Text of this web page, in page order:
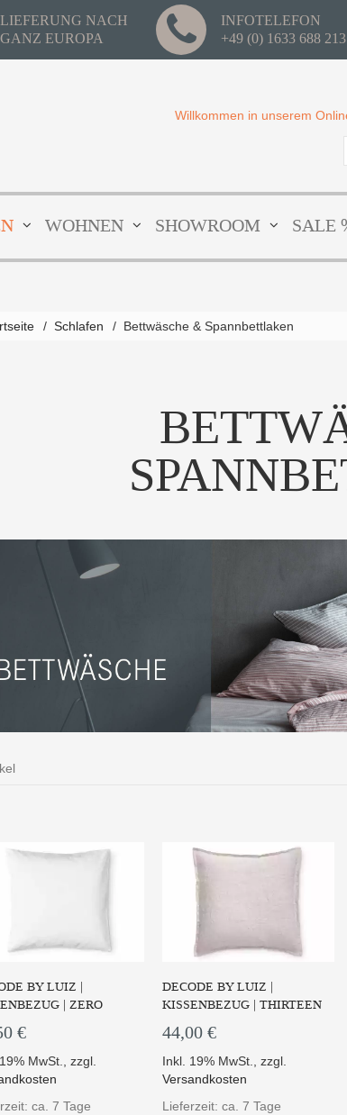
LIEFERUNG NACH
GANZ EUROPA
INFOTELEFON
+49 (0) 1633 688 213
Willkommen in unserem
WOHNEN SHOWROOM SALE
/ Schlafen / Bettwäsche & Spannbettlaken
BY LUIZ |
| ZERO
€
MwSt.,zzgl.
ca. 7 Tage
DECODE BY LUIZ |
KISSENBEZUG | THIRTEEN
44,00 €
Inkl. 19% MwSt., zzgl.
Versandkosten
Lieferzeit: ca. 7 Tage
Die luxuriöse
In sechs verschiedenen
Farben stickt "five" s...
Die Bettwäsche Style "three"
ist aus weißem B...